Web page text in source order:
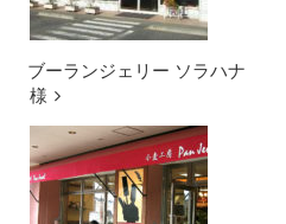
ブーランジェリー ソラハナ
様